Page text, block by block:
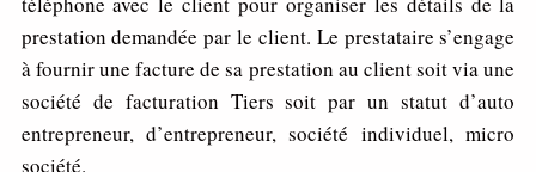
prestation demandée par le client. Le prestataire s’engage
à fournir une facture de sa prestation au client soit via une
société de facturation Tiers soit par un statut d’auto
entrepreneur, d’entrepreneur, société individuel, micro
société.